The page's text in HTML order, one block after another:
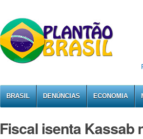
BRASIL DENÚNCIAS ECONOMIA
Fiscal isenta Kassab